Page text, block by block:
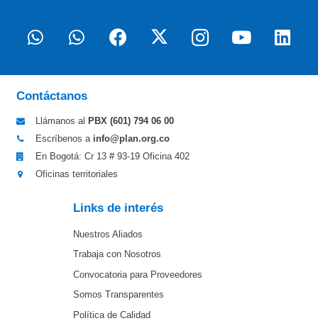
Contáctanos
Llámanos al PBX (601) 794 06 00
Escríbenos a info@plan.org.co
En Bogotá: Cr 13 # 93-19 Oficina 402
Oficinas territoriales
Links de interés
Nuestros Aliados
Trabaja con Nosotros
Convocatoria para Proveedores
Somos Transparentes
Política de Calidad